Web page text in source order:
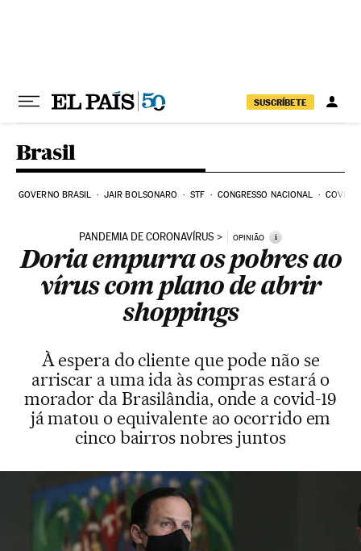
SUSCRÍBETE
Brasil
GOVERNO BRASIL JAIR BOLSONARO STF CONGRESSO NACIONAL COVID-
PANDEMIA DE CORONAVÍRUS OPINIÃO i
Doria empurra os pobres ao
vírus com plano de abrir
shoppings
À espera do cliente que pode não se
arriscar a uma ida às compras estará o
morador da Brasilândia, onde a covid-19
já matou o equivalente ao ocorrido em
cinco bairros nobres juntos